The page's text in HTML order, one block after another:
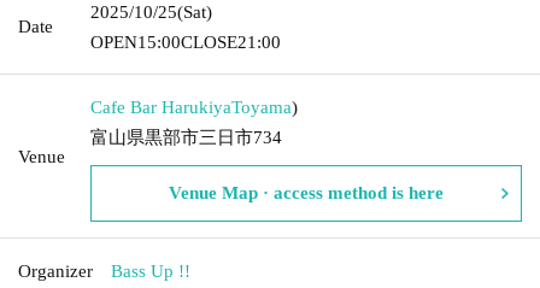
Date
2025/10/25(Sat)
OPEN15:00CLOSE21:00
Venue
Cafe Bar HarukiyaToyama)
富山県黒部市三日市734
Venue Map · access method is here
Organizer Bass Up !!